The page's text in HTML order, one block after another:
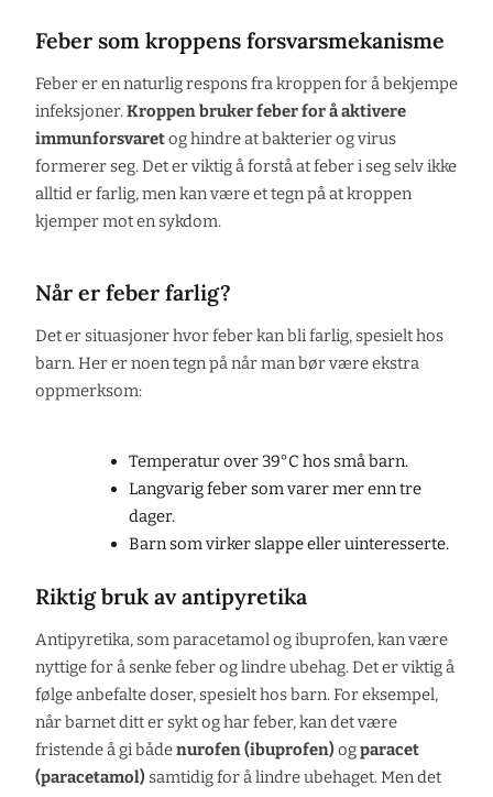
Feber som kroppens forsvarsmekanisme
Feber er en naturlig respons fra kroppen for å bekjempe
infeksjoner.Kroppen bruker feber for å aktivere
immunforsvaretog hindre at bakterier og virus
formerer seg. Det er viktig å forstå at feber i seg selv ikke
alltid er farlig, men kan være et tegn på at kroppen
kjemper mot en sykdom.
Når er feber farlig?
Det er situasjoner hvor feber kan bli farlig, spesielt hos
barn. Her er noen tegn på når man bør være ekstra
oppmerksom:
Temperatur over 39°C hos små barn.
Langvarig feber som varer mer enn tre
dager.
Barn som virker slappe eller uinteresserte.
Riktig bruk av antipyretika
Antipyretika, som paracetamol og ibuprofen, kan være
nyttige for å senke feber og lindre ubehag. Det er viktig å
følge anbefalte doser, spesielt hos barn. For eksempel,
når barnet ditt er sykt og har feber, kan det være
fristende å gi bådenurofen (ibuprofen)ogparacet
(paracetamol) samtidig for å lindre ubehaget. Men det